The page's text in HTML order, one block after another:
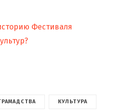
Фестиваля
КУЛЬТУРА